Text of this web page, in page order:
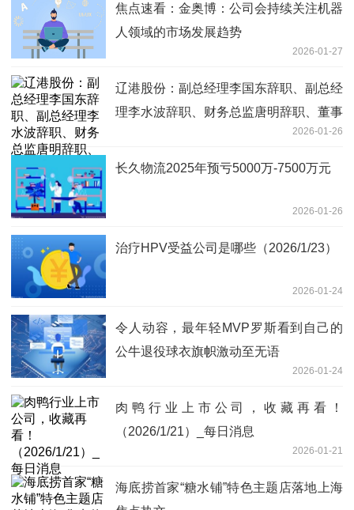
焦点速看：金奥博：公司会持续关注机器
人领域的市场发展趋势
2026-01-27
辽港股份：副总经理李国东辞职、副总经
理李水波辞职、财务总监唐明辞职、董事
2026-01-26
长久物流2025年预亏5000万-7500万元
2026-01-26
治疗HPV受益公司是哪些（2026/1/23）
2026-01-24
令人动容，最年轻MVP罗斯看到自己的
公牛退役球衣旗帜激动至无语
2026-01-24
肉鸭行业上市公司，收藏再看！
（2026/1/21）_每日消息
2026-01-21
海底捞首家“糖水铺”特色主题店落地上海